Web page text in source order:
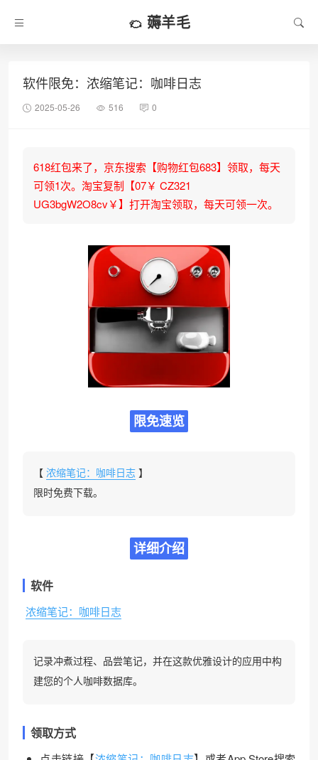
薅羊毛
软件限免：浓缩笔记：咖啡日志
2025-05-26 516 0
618红包来了，京东搜索【购物红包683】领取，每天
可领1次。淘宝复制【07￥ CZ321
UG3bgW2O8cv￥】打开淘宝领取，每天可领一次。
限免速览
【 浓缩笔记：咖啡日志 】
限时免费下载。
详细介绍
软件
浓缩笔记：咖啡日志
记录冲煮过程、品尝笔记，并在这款优雅设计的应用中构
建您的个人咖啡数据库。
领取方式